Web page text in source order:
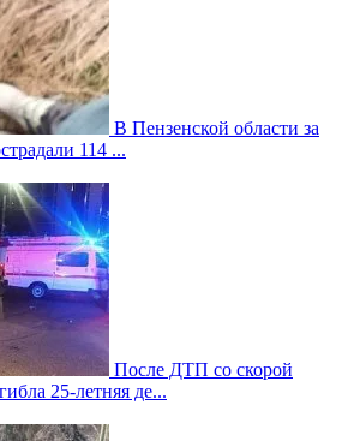
В Пензенской области за
114 ...
После ДТП со скорой
25-летняя де...